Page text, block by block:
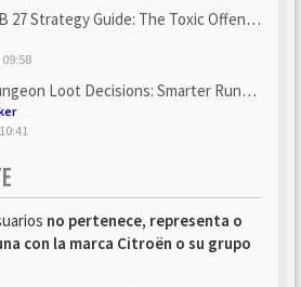
Strategy Guide: The Toxic Offensive Scheme Your ...
Loot Decisions: Smarter Runs With U4N
no pertenece, representa o
con la marca Citroën o su grupo